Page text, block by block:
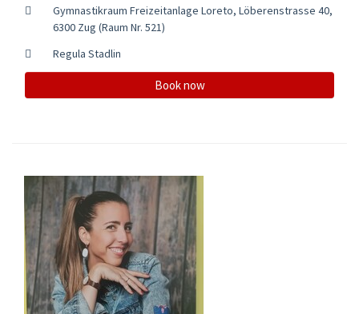
Gymnastikraum Freizeitanlage Loreto, Löberenstrasse 40,
6300 Zug (Raum Nr. 521)
Regula Stadlin
Book now